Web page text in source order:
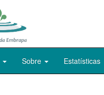
Sobre Estatísticas